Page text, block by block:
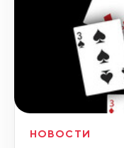
НОВОСТИ